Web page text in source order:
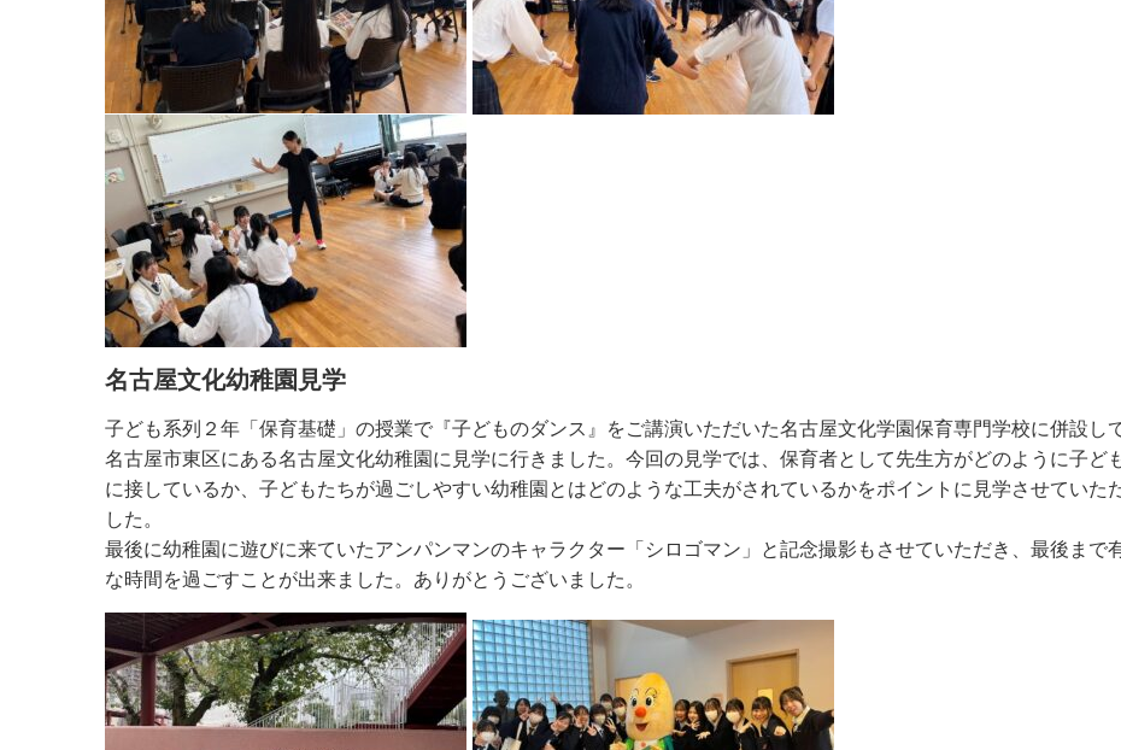
名古屋文化幼稚園見学
子ども系列２年「保育基礎」の授業で『子どものダンス』をご講演いただいた名古屋文化学園保育専門学校に併設し
名古屋市東区にある名古屋文化幼稚園に見学に行きました。今回の見学では、保育者として先生方がどのように子ど
に接しているか、子どもたちが過ごしやすい幼稚園とはどのような工夫がされているかをポイントに見学させていた
した。
最後に幼稚園に遊びに来ていたアンパンマンのキャラクター「シロゴマン」と記念撮影もさせていただき、最後まで
な時間を過ごすことが出来ました。ありがとうございました。